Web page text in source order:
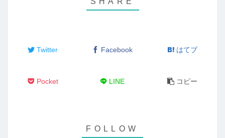
Twitter Facebook はてブ
Pocket LINE コピー